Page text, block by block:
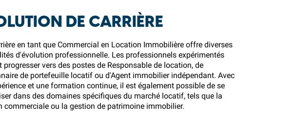
DE CARRIÈRE
en tant que Commercial en Location Immobilière offre diverses
d'évolution professionnelle. Les professionnels expérimentés
progresser vers des postes de Responsable de location, de
de portefeuille locatif ou d'Agent immobilier indépendant. Avec
et une formation continue, il est également possible de se
dans des domaines spécifiques du marché locatif, tels que la
commerciale ou la gestion de patrimoine immobilier.